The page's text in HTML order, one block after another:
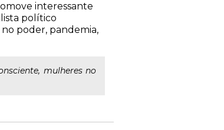
interessante
político
poder, pandemia,
mulheres no